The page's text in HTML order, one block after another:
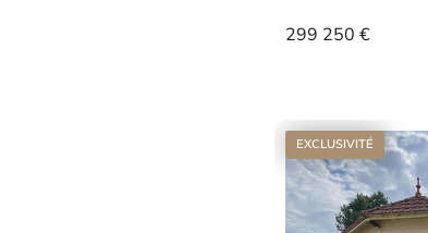
299 250 €
EXCLUSIVITÉ